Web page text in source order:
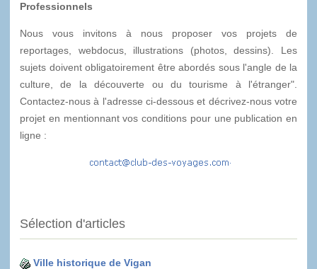
Professionnels
Nous vous invitons à nous proposer vos projets de
reportages, webdocus, illustrations (photos, dessins). Les
sujets doivent obligatoirement être abordés sous l'angle de la
culture, de la découverte ou du tourisme à l'étranger".
Contactez-nous à l'adresse ci-dessous et décrivez-nous votre
projet en mentionnant vos conditions pour une publication en
ligne :
Sélection d'articles
Ville historique de Vigan